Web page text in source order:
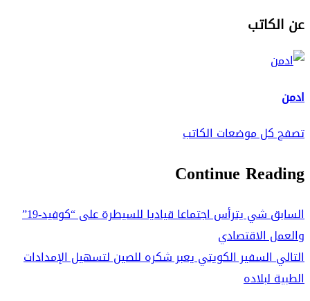
عن الكاتب
ادمن
تصفح كل موضعات الكاتب
Continue Reading
السابق
شي يترأس اجتماعا قياديا للسيطرة على “كوفيد-19”
والعمل الاقتصادي
التاليالسفير الكويتي يعبر شكره للصين لتسهيل الإمدادات
الطبية لبلاده